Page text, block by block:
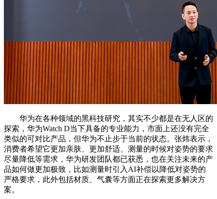
华为在各种领域的黑科技研究，其实不少都是在无人区的
探索，华为Watch D当下具备的专业能力，市面上还没有完全
类似的可对比产品，但华为不止步于当前的状态。张炜表示，
消费者希望它更加亲肤、更加舒适、测量的时候对姿势的要求
尽量降低等需求，华为研发团队都已获悉，也在关注未来的产
品如何做更加极致，比如测量时引入AI补偿以降低对姿势的
严格要求，此外包括材质、气囊等方面正在探索更多解决方
案。